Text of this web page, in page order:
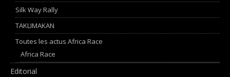
Silk Way Rally
TAKLIMAKAN
Toutes les actus Africa Race
Africa Race
Editorial